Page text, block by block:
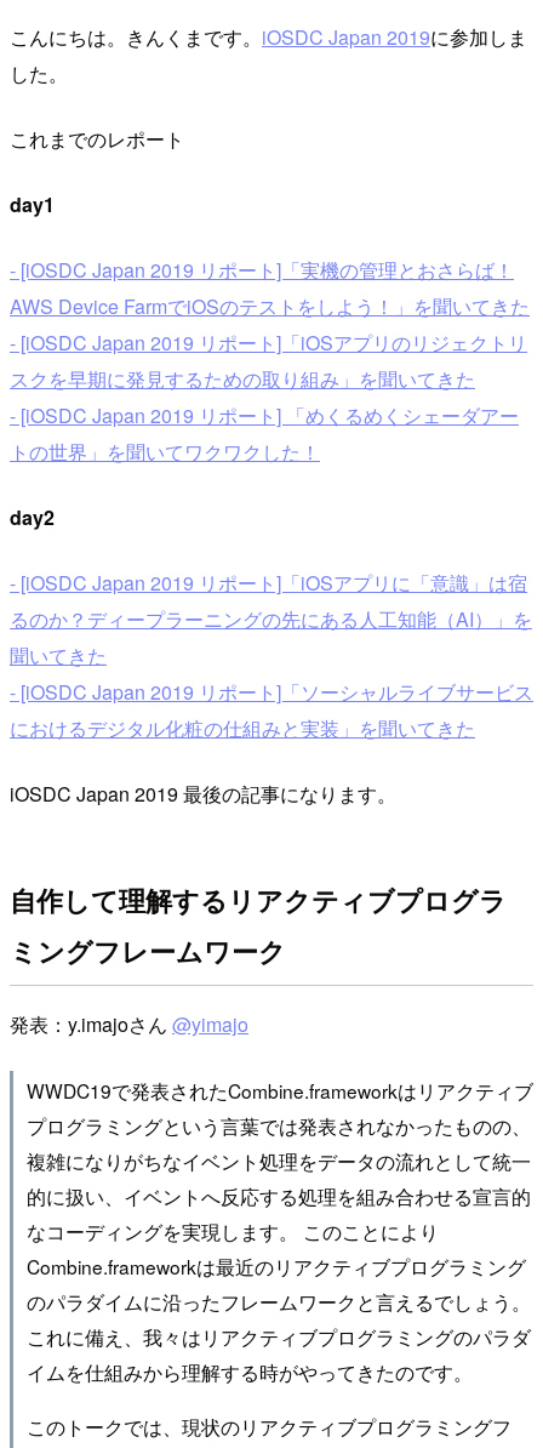
こんにちは。きんくまです。 iOSDC Japan 2019に参加しま
した。
これまでのレポート
day1
- [iOSDC Japan 2019 リポート]「実機の管理とおさらば！
AWS Device FarmでiOSのテストをしよう！」を聞いてきた
- [iOSDC Japan 2019 リポート]「iOSアプリのリジェクトリ
スクを早期に発見するための取り組み」を聞いてきた
- [iOSDC Japan 2019 リポート] 「めくるめくシェーダアー
トの世界」を聞いてワクワクした！
day2
- [iOSDC Japan 2019 リポート]「iOSアプリに「意識」は宿
るのか？ディープラーニングの先にある人工知能（AI）」を
聞いてきた
- [iOSDC Japan 2019 リポート]「ソーシャルライブサービス
におけるデジタル化粧の仕組みと実装」を聞いてきた
iOSDC Japan 2019 最後の記事になります。
自作して理解するリアクティブプログラ
ミングフレームワーク
発表：y.imajoさん @yimajo
WWDC19で発表されたCombine.frameworkはリアクティブ
プログラミングという言葉では発表されなかったものの、
複雑になりがちなイベント処理をデータの流れとして統一
的に扱い、イベントへ反応する処理を組み合わせる宣言的
なコーディングを実現します。 このことにより
Combine.frameworkは最近のリアクティブプログラミング
のパラダイムに沿ったフレームワークと言えるでしょう。
これに備え、我々はリアクティブプログラミングのパラダ
イムを仕組みから理解する時がやってきたのです。
このトークでは、現状のリアクティブプログラミングフ